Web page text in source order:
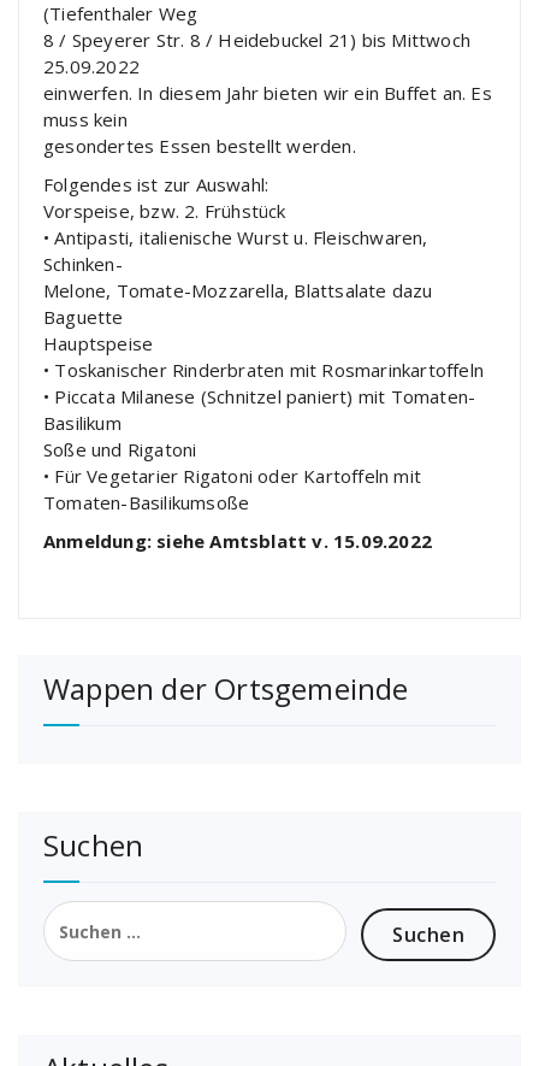
(Tiefenthaler Weg
8 / Speyerer Str. 8 / Heidebuckel 21) bis Mittwoch
25.09.2022
einwerfen. In diesem Jahr bieten wir ein Buffet an. Es
muss kein
gesondertes Essen bestellt werden.
Folgendes ist zur Auswahl:
Vorspeise, bzw. 2. Frühstück
• Antipasti, italienische Wurst u. Fleischwaren,
Schinken-
Melone, Tomate-Mozzarella, Blattsalate dazu
Baguette
Hauptspeise
• Toskanischer Rinderbraten mit Rosmarinkartoffeln
• Piccata Milanese (Schnitzel paniert) mit Tomaten-
Basilikum
Soße und Rigatoni
• Für Vegetarier Rigatoni oder Kartoffeln mit
Tomaten-Basilikumsoße
Anmeldung: siehe Amtsblatt v. 15.09.2022
Wappen der Ortsgemeinde
Suchen
Suchen
nach: